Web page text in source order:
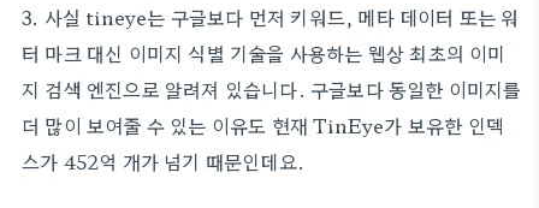
3. 사실 tineye는 구글보다 먼저 키워드, 메타 데이터 또는 워
터 마크 대신 이미지 식별 기술을 사용하는 웹상 최초의 이미
지 검색 엔진으로 알려져 있습니다. 구글보다 동일한 이미지를
더 많이 보여줄 수 있는 이유도 현재 TinEye가 보유한 인덱
스가 452억 개가 넘기 때문인데요.